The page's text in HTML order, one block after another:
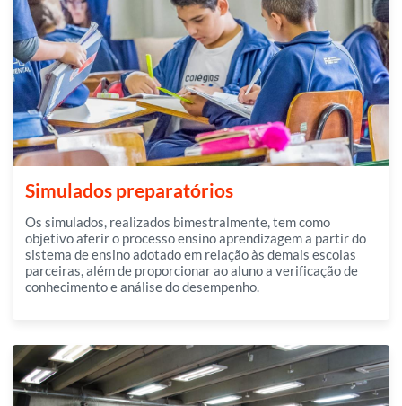
Simulados preparatórios
Os simulados, realizados bimestralmente, tem como
objetivo aferir o processo ensino aprendizagem a partir do
sistema de ensino adotado em relação às demais escolas
parceiras, além de proporcionar ao aluno a verificação de
conhecimento e análise do desempenho.